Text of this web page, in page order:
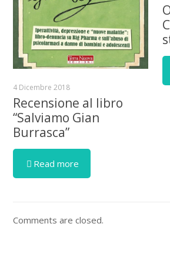
4 Dicembre 2018
Recensione al libro
“Salviamo Gian
Burrasca”
Read more
Comments are closed.